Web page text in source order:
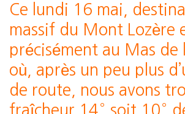
Ce lundi 16 mai,
massif du Mont Lozère
précisément au Mas de
où, après un peu plus
de route, nous avons
fraîcheur 14° soit 10°